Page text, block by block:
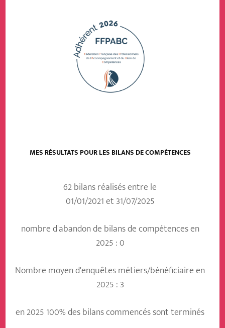
MES RÉSULTATS POUR LES BILANS DE COMPÉTENCES
62 bilans réalisés entre le
01/01/2021 et 31/07/2025
nombre d'abandon de bilans de compétences en
2025 : 0
Nombre moyen d'enquêtes métiers/bénéficiaire en
2025 : 3
en 2025 100% des bilans commencés sont terminés